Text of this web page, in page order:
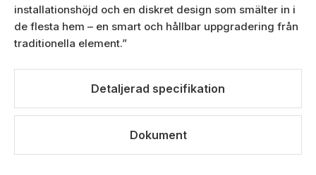
Detaljerad specifikation
Dokument
installationshöjd och en diskret design som smälter in i
de flesta hem – en smart och hållbar uppgradering från
traditionella element.”